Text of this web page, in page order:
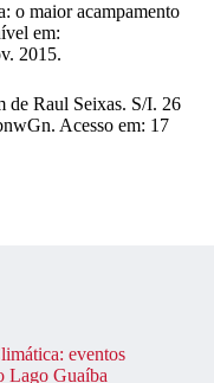
o maior acampamento
em:
2015.
de Raul Seixas. S/I. 26
Acesso em: 17
eventos
Lago Guaíba